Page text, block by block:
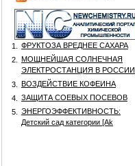
1.
ФРУКТОЗА ВРЕДНЕЕ САХАРА
2.
МОЩНЕЙШАЯ СОЛНЕЧНАЯ
ЭЛЕКТРОСТАНЦИЯ В РОССИИ
3.
ВОЗДЕЙСТВИЕ КОФЕИНА
4.
ЗАЩИТА СОЕВЫХ ПОСЕВОВ
5.
ЭНЕРГОЭФФЕКТИВНОСТЬ:
Детский сад категории [Аk